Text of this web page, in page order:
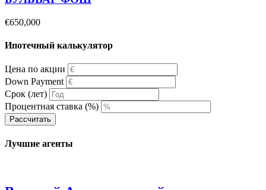
€650,000
Ипотечный калькулятор
Цена по акции
Down Payment
Срок (лет)
Процентная ставка (%)
Рассчитать
Лучшие агенты